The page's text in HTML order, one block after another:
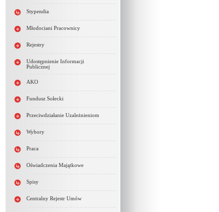
Stypendia
Młodociani Pracownicy
Rejestry
Udostępnienie Informacji
Publicznej
AKO
Fundusz Sołecki
Przeciwdziałanie Uzależnieniom
Wybory
Praca
Oświadczenia Majątkowe
Spisy
Centralny Rejestr Umów